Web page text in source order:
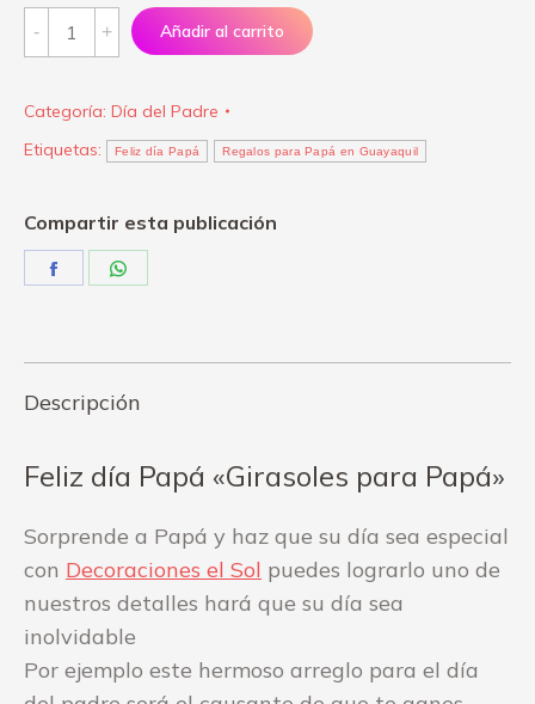
Feliz
día
"Girasoles
para
quantity
Añadir al carrito
Categoría: Día del Padre
Etiquetas:
Feliz día Papá Regalos para Papá en Guayaquil
Compartir esta publicación
Share
Descripción
Feliz día Papá «Girasoles para Papá»
Sorprende a Papá y haz que su día sea especial
con Decoraciones el Sol puedes lograrlo uno de
nuestros detalles hará que su día sea
inolvidable
Por ejemplo este hermoso arreglo para el día